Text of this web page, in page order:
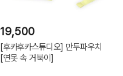
19,500
[후카후카스튜디오] 만두파우치
[연못 속 거북이]